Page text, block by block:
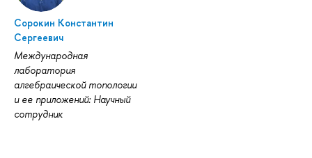
Сорокин Константин
Сергеевич
Международная
лаборатория
алгебраической топологии
и ее приложений: Научный
сотрудник